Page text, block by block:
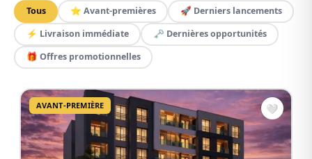
Tous ⭐ Avant-premières
🚀 Derniers lancements
⚡ Livraison immédiate
🗝️ Dernières opportunités
🎁 Offres promotionnelles
AVANT-PREMIÈRE 🤍